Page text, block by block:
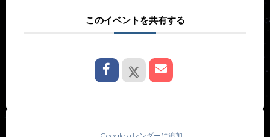
このイベントを共有する